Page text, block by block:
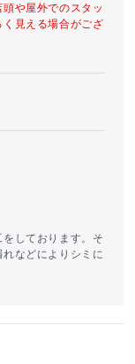
や屋外でのスタッ
見える場合がござ
しております。そ
などによりシミに